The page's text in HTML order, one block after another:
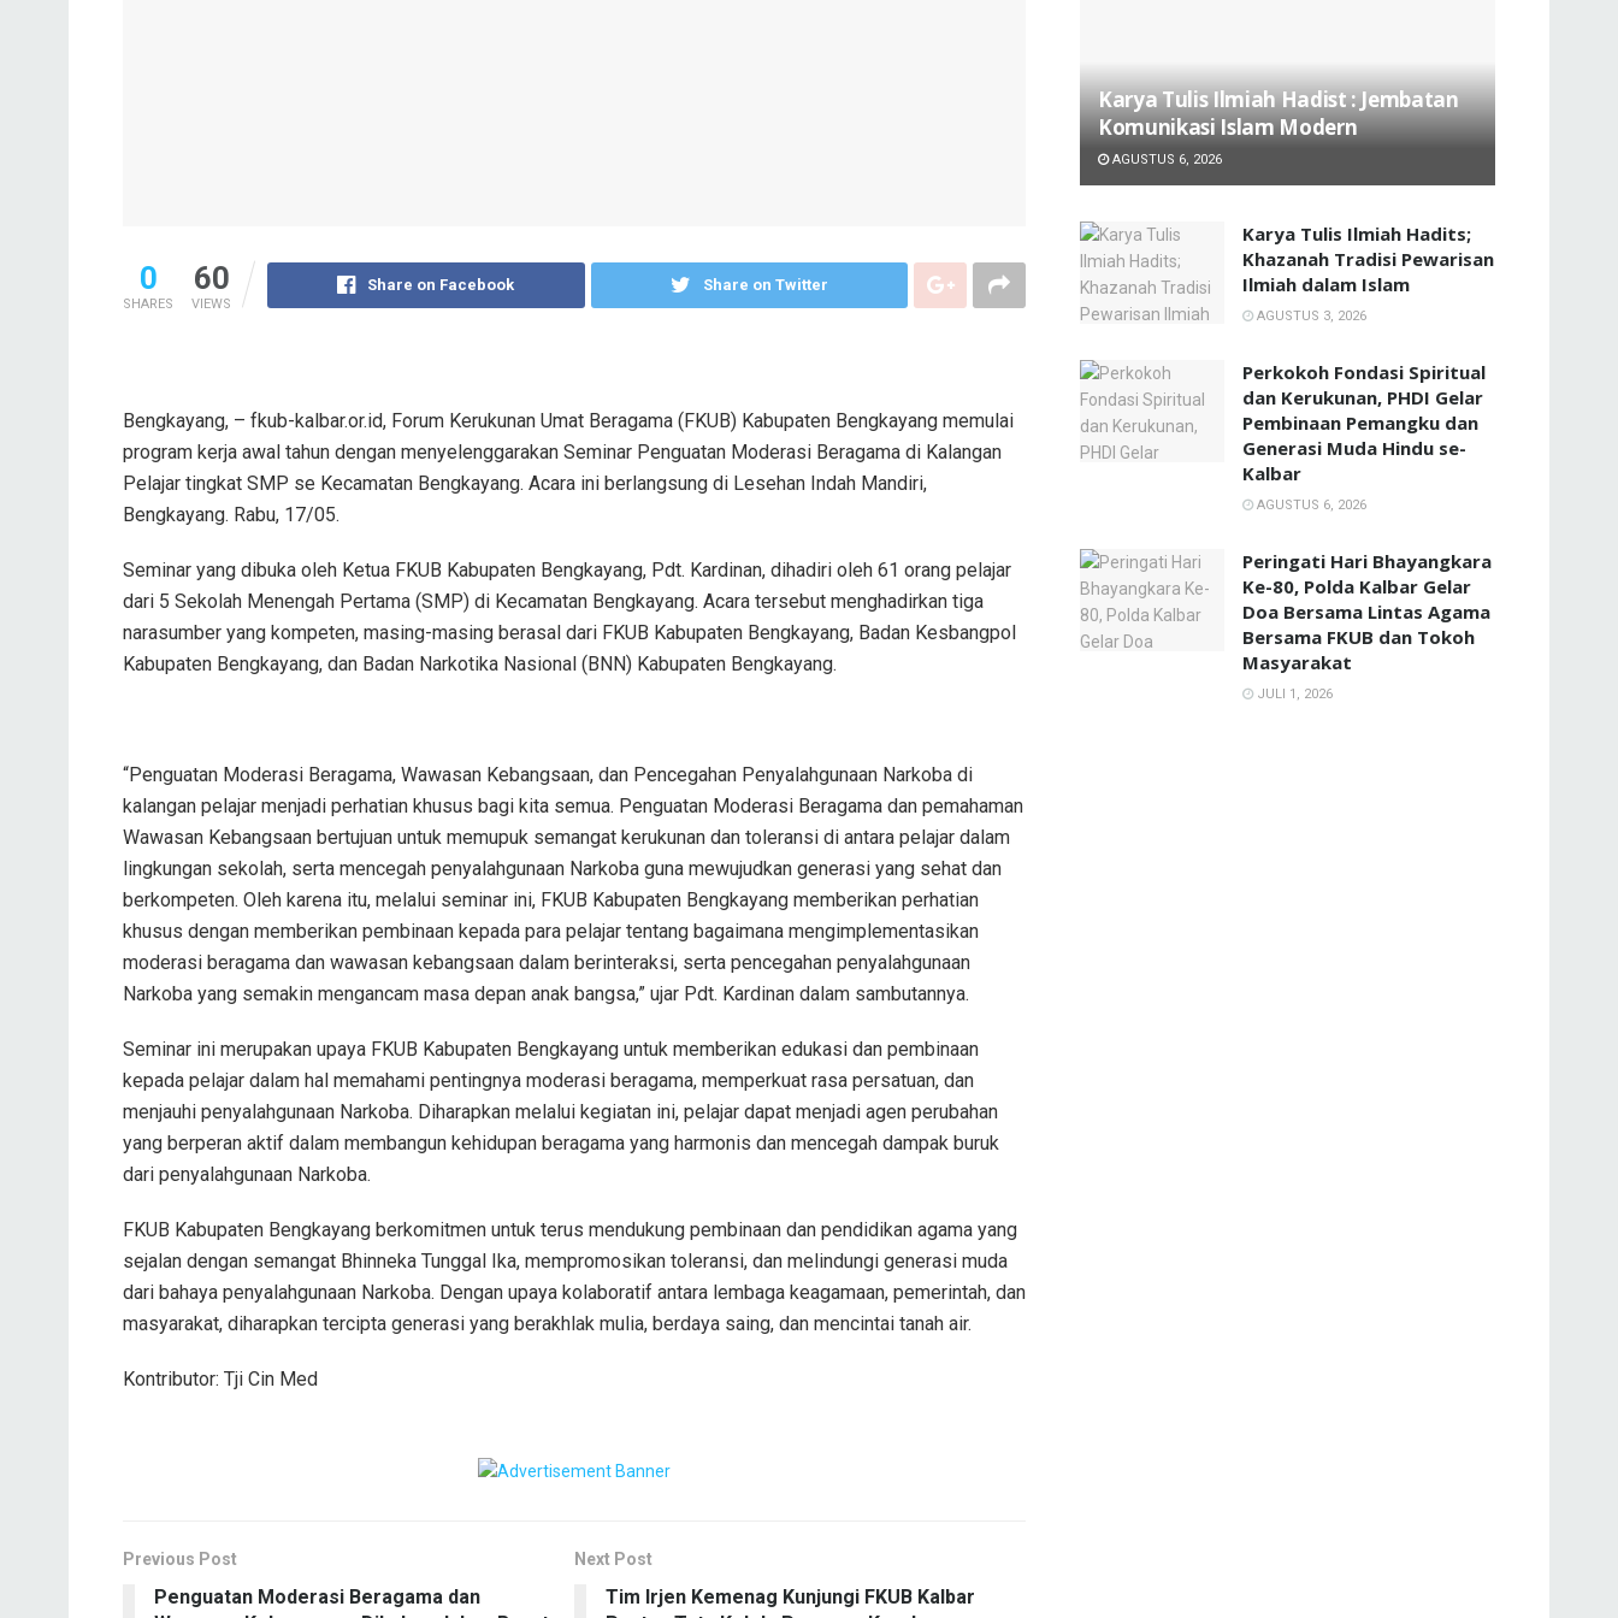
0
SHARES
60
VIEWS
Share on Facebook Share on Twitter
Bengkayang, – fkub-kalbar.or.id, Forum Kerukunan Umat Beragama (FKUB) Kabupaten Bengkayang memulai
program kerja awal tahun dengan menyelenggarakan Seminar Penguatan Moderasi Beragama di Kalangan
Pelajar tingkat SMP se Kecamatan Bengkayang. Acara ini berlangsung di Lesehan Indah Mandiri,
Bengkayang. Rabu, 17/05.
Seminar yang dibuka oleh Ketua FKUB Kabupaten Bengkayang, Pdt. Kardinan, dihadiri oleh 61 orang pelajar
dari 5 Sekolah Menengah Pertama (SMP) di Kecamatan Bengkayang. Acara tersebut menghadirkan tiga
narasumber yang kompeten, masing-masing berasal dari FKUB Kabupaten Bengkayang, Badan Kesbangpol
Kabupaten Bengkayang, dan Badan Narkotika Nasional (BNN) Kabupaten Bengkayang.
“Penguatan Moderasi Beragama, Wawasan Kebangsaan, dan Pencegahan Penyalahgunaan Narkoba di
kalangan pelajar menjadi perhatian khusus bagi kita semua. Penguatan Moderasi Beragama dan pemahaman
Wawasan Kebangsaan bertujuan untuk memupuk semangat kerukunan dan toleransi di antara pelajar dalam
lingkungan sekolah, serta mencegah penyalahgunaan Narkoba guna mewujudkan generasi yang sehat dan
berkompeten. Oleh karena itu, melalui seminar ini, FKUB Kabupaten Bengkayang memberikan perhatian
khusus dengan memberikan pembinaan kepada para pelajar tentang bagaimana mengimplementasikan
moderasi beragama dan wawasan kebangsaan dalam berinteraksi, serta pencegahan penyalahgunaan
Narkoba yang semakin mengancam masa depan anak bangsa,” ujar Pdt. Kardinan dalam sambutannya.
Seminar ini merupakan upaya FKUB Kabupaten Bengkayang untuk memberikan edukasi dan pembinaan
kepada pelajar dalam hal memahami pentingnya moderasi beragama, memperkuat rasa persatuan, dan
menjauhi penyalahgunaan Narkoba. Diharapkan melalui kegiatan ini, pelajar dapat menjadi agen perubahan
yang berperan aktif dalam membangun kehidupan beragama yang harmonis dan mencegah dampak buruk
dari penyalahgunaan Narkoba.
FKUB Kabupaten Bengkayang berkomitmen untuk terus mendukung pembinaan dan pendidikan agama yang
sejalan dengan semangat Bhinneka Tunggal Ika, mempromosikan toleransi, dan melindungi generasi muda
dari bahaya penyalahgunaan Narkoba. Dengan upaya kolaboratif antara lembaga keagamaan, pemerintah, dan
masyarakat, diharapkan tercipta generasi yang berakhlak mulia, berdaya saing, dan mencintai tanah air.
Kontributor: Tji Cin Med
Previous Post
Penguatan Moderasi Beragama dan
Next Post
Tim Irjen Kemenag Kunjungi FKUB Kalbar
Karya Tulis Ilmiah Hadist : Jembatan
Komunikasi Islam Modern
AGUSTUS 6, 2026
Karya Tulis Ilmiah Hadits;
Khazanah Tradisi Pewarisan
Ilmiah dalam Islam
AGUSTUS 3, 2026
Perkokoh Fondasi Spiritual
dan Kerukunan, PHDI Gelar
Pembinaan Pemangku dan
Generasi Muda Hindu se-
Kalbar
AGUSTUS 6, 2026
Peringati Hari Bhayangkara
Ke-80, Polda Kalbar Gelar
Doa Bersama Lintas Agama
Bersama FKUB dan Tokoh
Masyarakat
JULI 1, 2026